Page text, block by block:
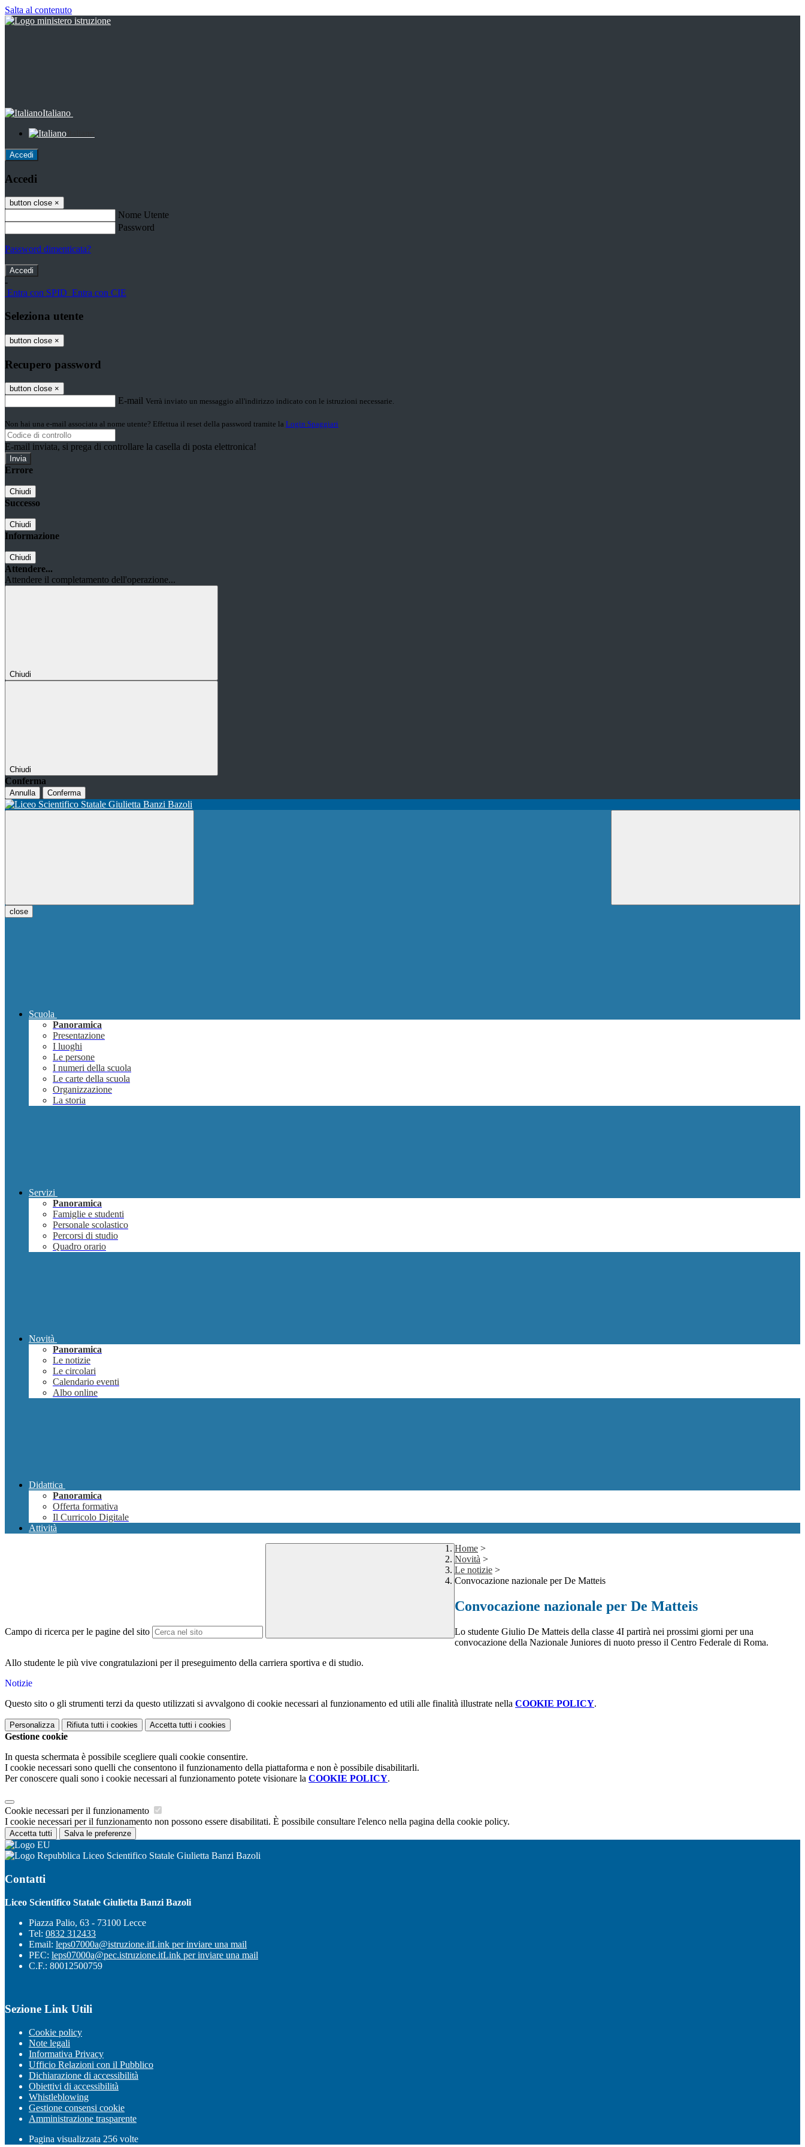
Salta al contenuto
Italiano
Accedi
Accedi
button close ×
Nome Utente
Password
Password dimenticata?
-
Entra con SPID Entra con CIE
Seleziona utente
button close ×
Recupero password
button close ×
E-mail Verrà inviato un messaggio all'indirizzo indicato con le istruzioni necessarie.
Non hai una e-mail associata al nome utente? Effettua il reset della password tramite la Login Spaggiari
E-mail inviata, si prega di controllare la casella di posta elettronica!
Errore
Chiudi
Successo
Chiudi
Informazione
Chiudi
Attendere...
Attendere il completamento dell'operazione...
Chiudi
Chiudi
Conferma
Annulla Conferma
close
Scuola
Panoramica
Presentazione
I luoghi
Le persone
I numeri della scuola
Le carte della scuola
Organizzazione
La storia
Servizi
Panoramica
Famiglie e studenti
Personale scolastico
Percorsi di studio
Quadro orario
Novità
Panoramica
Le notizie
Le circolari
Calendario eventi
Albo online
Didattica
Panoramica
Offerta formativa
Il Curricolo Digitale
Attività
Campo di ricerca per le pagine del sito
Home >
Novità >
Le notizie >
Convocazione nazionale per De Matteis
Convocazione nazionale per De Matteis
Lo studente Giulio De Matteis della classe 4I partirà nei prossimi giorni per una
convocazione della Nazionale Juniores di nuoto presso il Centro Federale di Roma.
Allo studente le più vive congratulazioni per il preseguimento della carriera sportiva e di studio.
Notizie
Questo sito o gli strumenti terzi da questo utilizzati si avvalgono di cookie necessari al funzionamento ed utili alle finalità illustrate nella COOKIE POLICY.
Personalizza Rifiuta tutti i cookies Accetta tutti i cookies
Gestione cookie
In questa schermata è possibile scegliere quali cookie consentire.
I cookie necessari sono quelli che consentono il funzionamento della piattaforma e non è possibile disabilitarli.
Per conoscere quali sono i cookie necessari al funzionamento potete visionare la COOKIE POLICY.
Cookie necessari per il funzionamento
I cookie necessari per il funzionamento non possono essere disabilitati. È possibile consultare l'elenco nella pagina della cookie policy.
Accetta tutti Salva le preferenze
Liceo Scientifico Statale Giulietta Banzi Bazoli
Contatti
Liceo Scientifico Statale Giulietta Banzi Bazoli
Piazza Palio, 63 - 73100 Lecce
Tel: 0832 312433
Email: leps07000a@istruzione.itLink per inviare una mail
PEC: leps07000a@pec.istruzione.itLink per inviare una mail
C.F.: 80012500759
Sezione Link Utili
Cookie policy
Note legali
Informativa Privacy
Ufficio Relazioni con il Pubblico
Dichiarazione di accessibilità
Obiettivi di accessibilità
Whistleblowing
Gestione consensi cookie
Amministrazione trasparente
Pagina visualizzata 256 volte